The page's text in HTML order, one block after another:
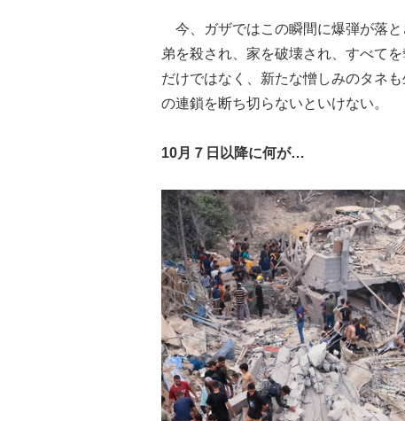
今、ガザではこの瞬間に爆弾が落
弟を殺され、家を破壊され、すべて
だけではなく、新たな憎しみのタネ
の連鎖を断ち切らないといけない。
10月７日以降に何が…